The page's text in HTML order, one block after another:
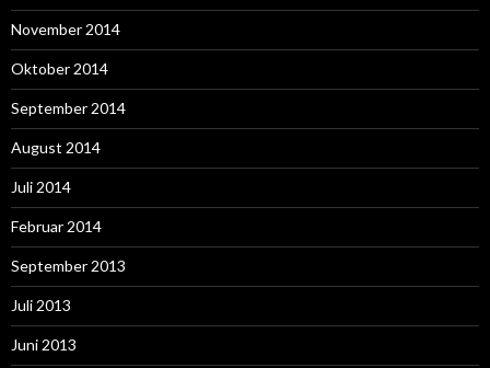
November 2014
Oktober 2014
September 2014
August 2014
Juli 2014
Februar 2014
September 2013
Juli 2013
Juni 2013